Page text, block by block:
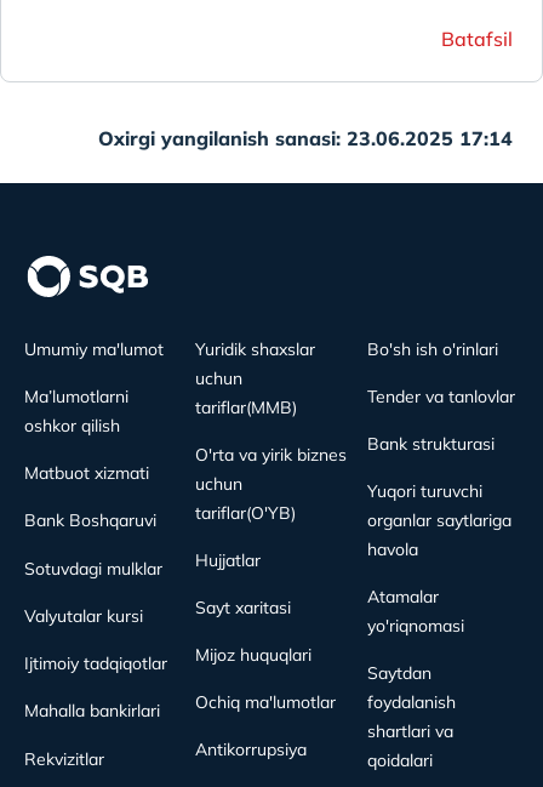
Batafsil
Oxirgi yangilanish sanasi: 23.06.2025 17:14
Umumiy ma'lumot
Ma’lumotlarni
oshkor qilish
Matbuot xizmati
Bank Boshqaruvi
Sotuvdagi mulklar
Valyutalar kursi
Ijtimoiy tadqiqotlar
Mahalla bankirlari
Rekvizitlar
Yuridik shaxslar
uchun
tariflar(MMB)
O'rta va yirik biznes
uchun
tariflar(O'YB)
Hujjatlar
Sayt xaritasi
Mijoz huquqlari
Ochiq ma'lumotlar
Antikorrupsiya
Bo'sh ish o'rinlari
Tender va tanlovlar
Bank strukturasi
Yuqori turuvchi
organlar saytlariga
havola
Atamalar
yo'riqnomasi
Saytdan
foydalanish
shartlari va
qoidalari